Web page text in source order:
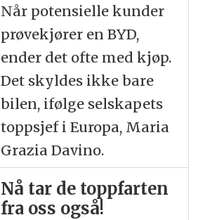
Når potensielle kunder
prøvekjører en BYD,
ender det ofte med kjøp.
Det skyldes ikke bare
bilen, ifølge selskapets
toppsjef i Europa, Maria
Grazia Davino.
Nå tar de toppfarten
fra oss også!